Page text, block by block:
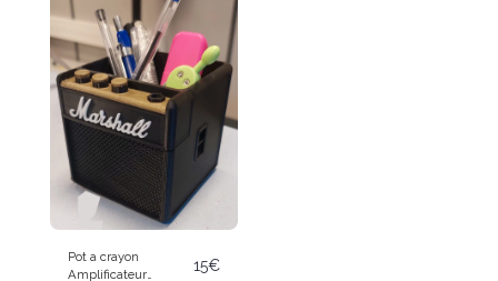
Pot a crayon
Amplificateur
15€